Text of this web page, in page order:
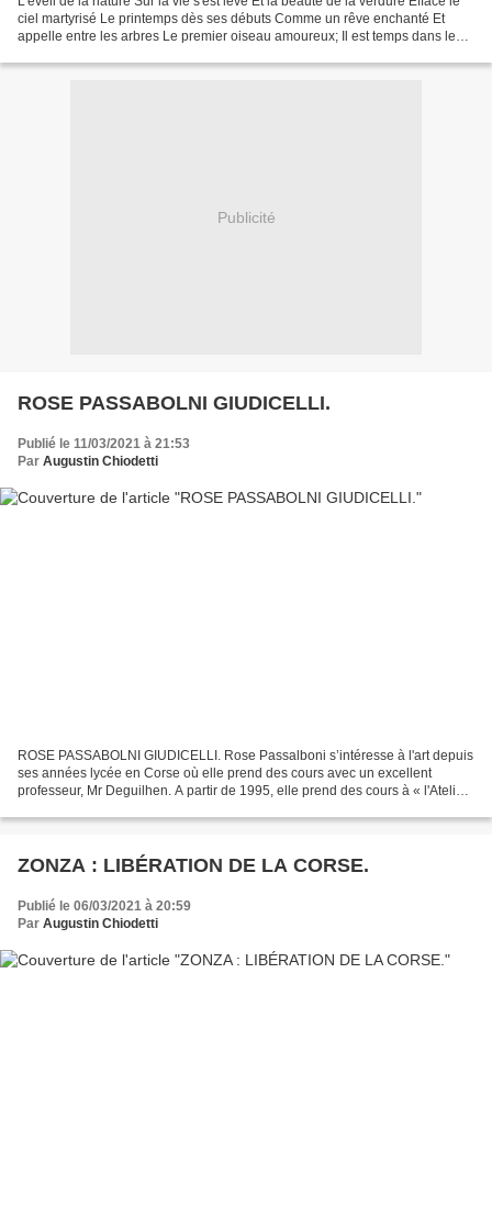
ciel martyrisé Le printemps dès ses débuts Comme un rêve enchanté Et
appelle entre les arbres Le premier oiseau amoureux; Il est temps dans les
Publicité
ROSE PASSABOLNI GIUDICELLI.
Publié le 11/03/2021 à 21:53
Par Augustin Chiodetti
ROSE PASSABOLNI GIUDICELLI. Rose Passalboni s’intéresse à l'art depuis
ses années lycée en Corse où elle prend des cours avec un excellent
professeur, Mr Deguilhen. A partir de 1995, elle prend des cours à « l'Atelier
ZONZA : LIBÉRATION DE LA CORSE.
Publié le 06/03/2021 à 20:59
Par Augustin Chiodetti